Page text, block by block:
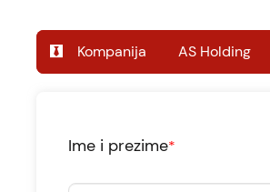
Kompanija AS Holding
Ime i prezime*